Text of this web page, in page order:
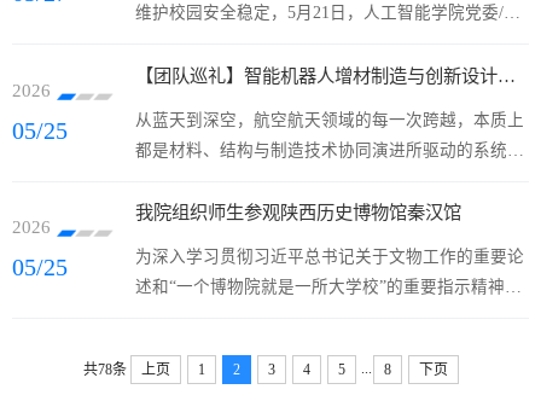
籍、历史文献和珍贵版本，展现了...
维护校园安全稳定，5月21日，人工智能学院党委/无
共同开展意识形态安全专题报告会。报告会邀请原西
题报告。学院/研究院各党支部委员、教师党员代表、
全体学生，以及资产公司、材料学院师生党员代表参
党委副书记徐晓峰主持讲座报...
2026
05/25
【团队巡礼】智能机器人增材制造与创新设计实验室
从蓝天到深空，航空航天领域的每一次跨越，本质上
都是材料、结构与制造技术协同演进所驱动的系统性
轻量化水平、卫星载荷的精密程度以及无人装备的自
够设计什么”，更在于“能否高...
2026
05/25
我院组织师生参观陕西历史博物馆秦汉馆
为深入学习贯彻习近平总书记关于文物工作的重要论
述和“一个博物院就是一所大学校”的重要指示精神，
师生赴陕西历史博物馆秦汉馆开展主题研学实践活
共78条 上页 1 2 3 4 5 8 下页